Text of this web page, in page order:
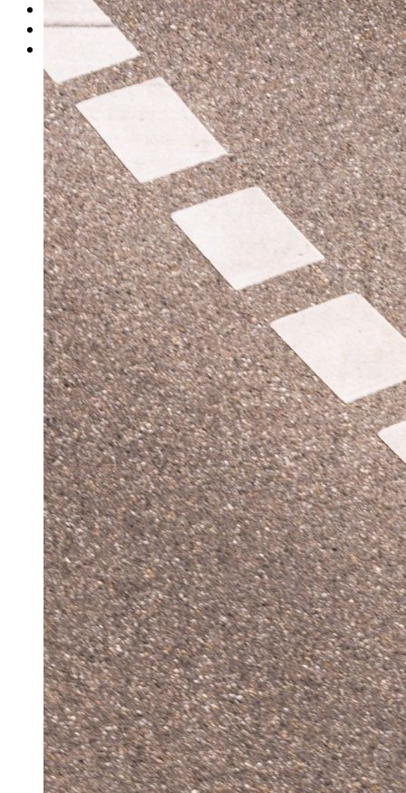
Newsletter